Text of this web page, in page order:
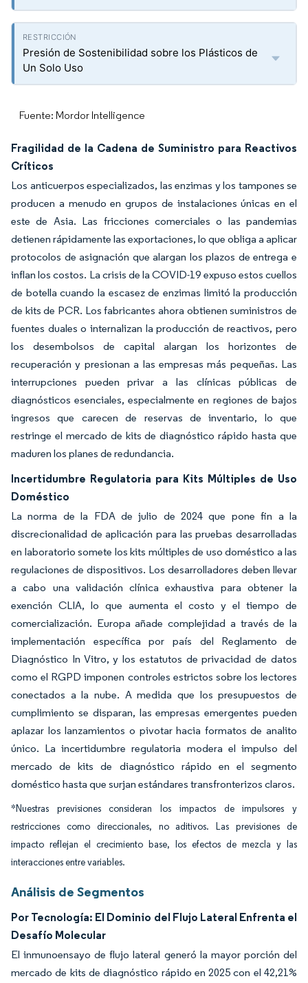
Presión de Sostenibilidad sobre los Plásticos de
Un Solo Uso
Fuente: Mordor Intelligence
Fragilidad de la Cadena de Suministro para Reactivos
Críticos
Los anticuerpos especializados, las enzimas y los tampones se
producen a menudo en grupos de instalaciones únicas en el
este de Asia. Las fricciones comerciales o las pandemias
detienen rápidamente las exportaciones, lo que obliga a aplicar
protocolos de asignación que alargan los plazos de entrega e
inflan los costos. La crisis de la COVID-19 expuso estos cuellos
de botella cuando la escasez de enzimas limitó la producción
de kits de PCR. Los fabricantes ahora obtienen suministros de
fuentes duales o internalizan la producción de reactivos, pero
los desembolsos de capital alargan los horizontes de
recuperación y presionan a las empresas más pequeñas. Las
interrupciones pueden privar a las clínicas públicas de
diagnósticos esenciales, especialmente en regiones de bajos
ingresos que carecen de reservas de inventario, lo que
restringe el mercado de kits de diagnóstico rápido hasta que
maduren los planes de redundancia.
Incertidumbre Regulatoria para Kits Múltiples de Uso
Doméstico
La norma de la FDA de julio de 2024 que pone fin a la
discrecionalidad de aplicación para las pruebas desarrolladas
en laboratorio somete los kits múltiples de uso doméstico a las
regulaciones de dispositivos. Los desarrolladores deben llevar
a cabo una validación clínica exhaustiva para obtener la
exención CLIA, lo que aumenta el costo y el tiempo de
comercialización. Europa añade complejidad a través de la
implementación específica por país del Reglamento de
Diagnóstico In Vitro, y los estatutos de privacidad de datos
como el RGPD imponen controles estrictos sobre los lectores
conectados a la nube. A medida que los presupuestos de
cumplimiento se disparan, las empresas emergentes pueden
aplazar los lanzamientos o pivotar hacia formatos de analito
único. La incertidumbre regulatoria modera el impulso del
mercado de kits de diagnóstico rápido en el segmento
doméstico hasta que surjan estándares transfronterizos claros.
*Nuestras previsiones consideran los impactos de impulsores y
restricciones como direccionales, no aditivos. Las previsiones de
impacto reflejan el crecimiento base, los efectos de mezcla y las
interacciones entre variables.
Análisis de Segmentos
Por Tecnología: El Dominio del Flujo Lateral Enfrenta el
Desafío Molecular
El inmunoensayo de flujo lateral generó la mayor porción del
mercado de kits de diagnóstico rápido en 2025 con el 42,21%